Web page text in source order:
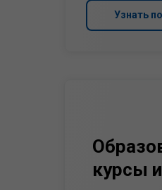
курсы
Узнать